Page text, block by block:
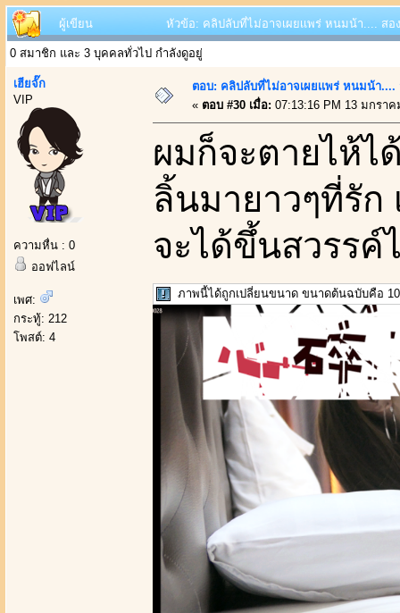
ผู้เขียน หัวข้อ: คลิปลับที่ไม่อาจเผยเเพร่ หนมน้า.... ส
0 สมาชิก และ 3 บุคคลทั่วไป กำลังดูอยู่
เฮียจั๊ก
VIP
ความหื่น : 0
ออฟไลน์
เพศ:
กระทู้: 212
โพสต์: 4
ตอบ: คลิปลับที่ไม่อาจเผยเเพร่ หนมน้า
« ตอบ #30 เมื่อ: 07:13:16 PM 13 มกราค
ผมก็จะตายไห้ไ
ลิ้นมายาวๆที่รัก
จะได้ขึ้นสวรรค์
ภาพนี้ได้ถูกเปลี่ยนขนาด ขนาดต้นฉบับคือ